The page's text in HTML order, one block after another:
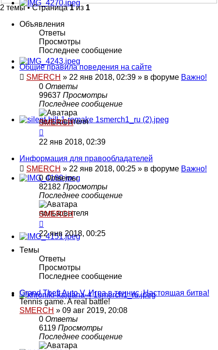
2 темы • Страница1из 1
Объявления
Ответы
Просмотры
Последнее сообщение
Общие правила поведения на сайте
SMERCH » 22 янв 2018, 02:39 » в форуме Важно!
0 Ответы
99637 Просмотры
Последнее сообщение
SMERCH
22 янв 2018, 02:39
Информация для правообладателей
SMERCH » 22 янв 2018, 00:25 » в форуме Важно!
0 Ответы
82182 Просмотры
Последнее сообщение
SMERCH
22 янв 2018, 00:25
Темы
Ответы
Просмотры
Последнее сообщение
Grand Theft Auto V. Игра в теннис. Настоящая битва!
Tennis game. A real battle!
SMERCH » 09 авг 2019, 20:08
0 Ответы
6119 Просмотры
Последнее сообщение